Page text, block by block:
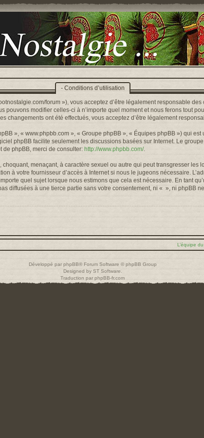
- Conditions d’utilisation
forum »), vous acceptez d’être légalement responsable
pouvons modifier celles-ci à n’importe quel moment et nous ferons tout
changements ont été effectués, vous acceptez d’être légalement
», « www.phpbb.com », « Groupe phpBB », « Équipes phpBB ») qui
phpBB facilite seulement les discussions basées sur Internet. Le
de phpBB, merci de consulter: http://www.phpbb.com/.
menaçant, à caractère sexuel ou autre qui peut transgresser
à votre fournisseur d’accès à Internet si nous le jugeons nécessaire.
quel sujet lorsque nous estimons que cela est nécessaire. En tant
diffusées à une tierce partie sans votre consentement, ni « », ni phpBB
L’équipe
Développé par phpBB® Forum Software © phpBB Group
Designed by ST Software
Traduction par phpBB-fr.com